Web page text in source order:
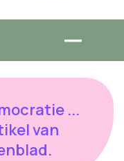
...
van